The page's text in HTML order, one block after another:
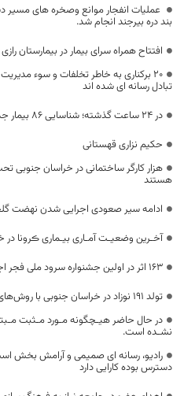
عملیات انفجار موانع وصخره های
بند دره بیرجند انجام شد.
افتتاح همراه سرای بیمار در بیمارستان
۲۰ برکناری به خاطر تخلفات و سوء
تبادل رسانه ای شده اند
در 24 ساعت گذشته؛ شناسایی 86 بیمار جدید کرونا در خراسان جنوبی
حکیم نزاری قهستانی
هزار کارگر ساختمانی در خراسان جنوبی
هستند
ادامه سیر صعودی اجرایی شدن نهضت
آخـرین وضعیـت آمـاری بیـماری ڪرونا در
۱۶۳ اثر در اولین جشنواره سرود ملی فجر اجرا می‌شوند
تولد ۱۹۱ نوزاد در خراسان جنوبی با روش‌های کمک باروری
در حال حاضر هیـچگونه مـورد مـثبت
نشـده است.
رادیو، رسانه ای صمیمى و آرامش بخش‌
دسترس بوده کارایی دارد